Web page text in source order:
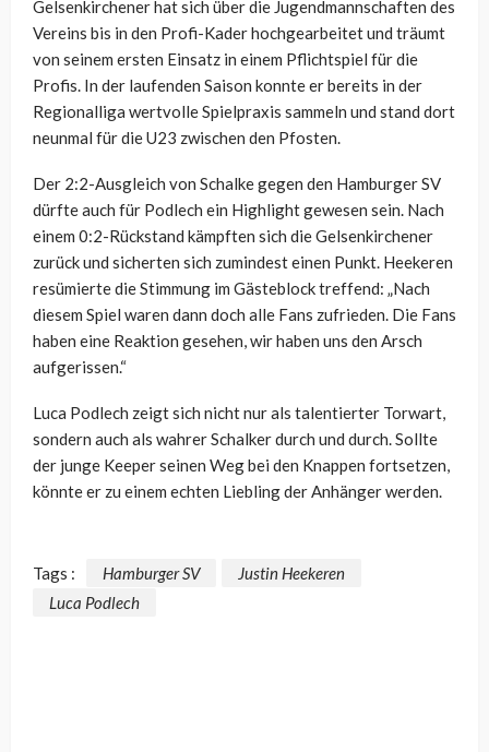
Gelsenkirchener hat sich über die Jugendmannschaften des
Vereins bis in den Profi-Kader hochgearbeitet und träumt
von seinem ersten Einsatz in einem Pflichtspiel für die
Profis. In der laufenden Saison konnte er bereits in der
Regionalliga wertvolle Spielpraxis sammeln und stand dort
neunmal für die U23 zwischen den Pfosten.
Der 2:2-Ausgleich von Schalke gegen den Hamburger SV
dürfte auch für Podlech ein Highlight gewesen sein. Nach
einem 0:2-Rückstand kämpften sich die Gelsenkirchener
zurück und sicherten sich zumindest einen Punkt. Heekeren
resümierte die Stimmung im Gästeblock treffend: „Nach
diesem Spiel waren dann doch alle Fans zufrieden. Die Fans
haben eine Reaktion gesehen, wir haben uns den Arsch
aufgerissen.“
Luca Podlech zeigt sich nicht nur als talentierter Torwart,
sondern auch als wahrer Schalker durch und durch. Sollte
der junge Keeper seinen Weg bei den Knappen fortsetzen,
könnte er zu einem echten Liebling der Anhänger werden.
Tags : Hamburger SV
Justin Heekeren
Luca Podlech